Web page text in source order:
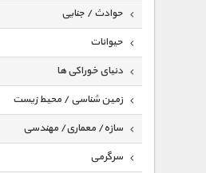
حوادث / جنایی
حیوانات
دنیای خوراکی ها
زمین شناسی / محیط زیست
سازه/ معماری/ مهندسی
سرگرمی